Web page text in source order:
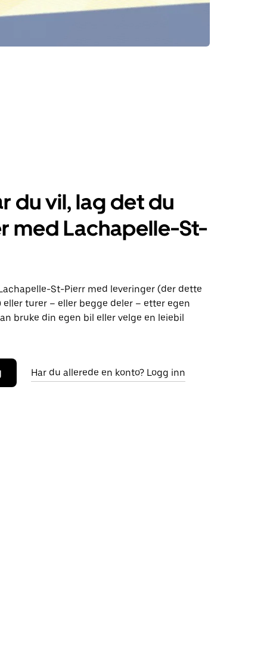
du vil, lag det du
med Lachapelle-St-
St-Pierr med leveringer (der dette
turer – eller begge deler – etter egen
bruke din egen bil eller velge en leiebil
Har du allerede en konto? Logg inn